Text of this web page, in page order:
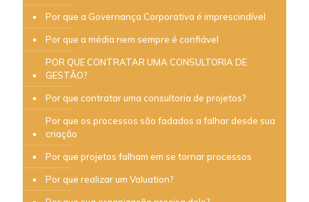
Por que a Governança Corporativa é imprescindível
Por que a média nem sempre é confiável
POR QUE CONTRATAR UMA CONSULTORIA DE
GESTÃO?
Por que contratar uma consultoria de projetos?
Por que os processos são fadados a falhar desde sua
criação
Por que projetos falham em se tornar processos
Por que realizar um Valuation?